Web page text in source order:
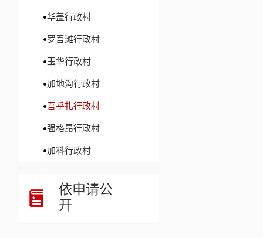
华盖行政村
罗吾滩行政村
玉华行政村
加地沟行政村
吾乎扎行政村
强格昂行政村
加科行政村
依申请公
开